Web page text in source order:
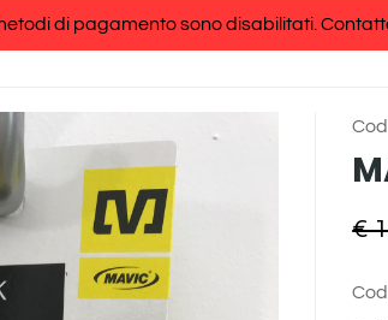
di pagamento sono disabilitati.
€